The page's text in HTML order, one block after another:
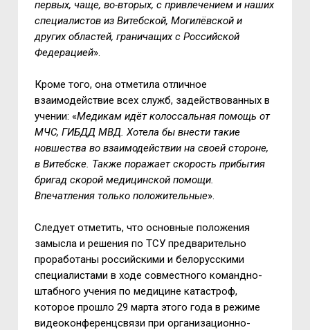
первых, чаще, во-вторых, с привлечением и наших
специалистов из Витебской, Могилёвской и
других областей, граничащих с Российской
Федерацией».
Кроме того, она отметила отличное
взаимодействие всех служб, задействованных в
учении: «Медикам идёт колоссальная помощь от
МЧС, ГИБДД МВД. Хотела бы внести такие
новшества во взаимодействии на своей стороне,
в Витебске. Также поражает скорость прибытия
бригад скорой медицинской помощи.
Впечатления только положительные».
Следует отметить, что основные положения
замысла и решения по ТСУ предварительно
проработаны российскими и белорусскими
специалистами в ходе совместного командно-
штабного учения по медицине катастроф,
которое прошло 29 марта этого года в режиме
видеоконференцсвязи при организационно-